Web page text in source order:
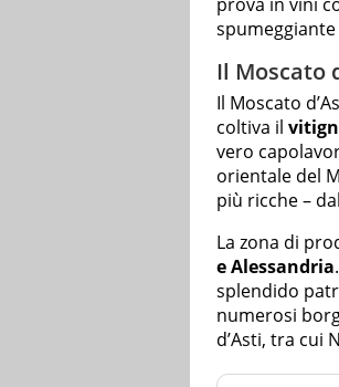
Il Moscato
Il Moscato
coltiva il
vero
orientale del
più ricche –
La zona di
e Alessandria
splendido
numerosi
d’Asti, tra cui